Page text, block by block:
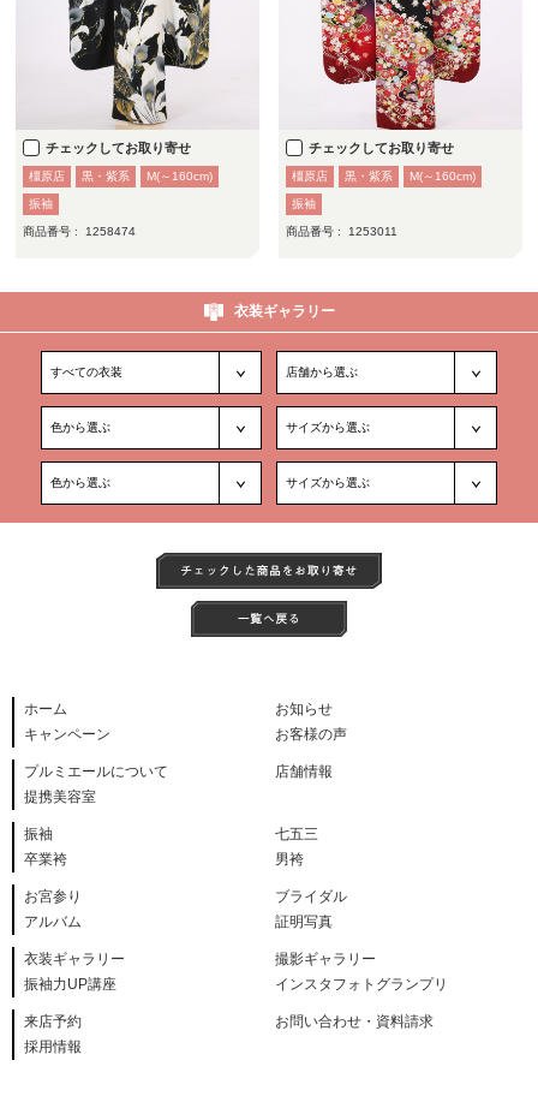
チェックしてお取り寄せ
橿原店 黒・紫系 M(～160cm)
振袖
商品番号 : 1258474
チェックしてお取り寄せ
橿原店 黒・紫系 M(～160cm)
振袖
商品番号 : 1253011
衣装ギャラリー
ホーム
お知らせ
キャンペーン
お客様の声
プルミエールについて
店舗情報
提携美容室
振袖
七五三
卒業袴
男袴
お宮参り
ブライダル
アルバム
証明写真
衣装ギャラリー
撮影ギャラリー
振袖力UP講座
インスタフォトグランプリ
来店予約
お問い合わせ・資料請求
採用情報